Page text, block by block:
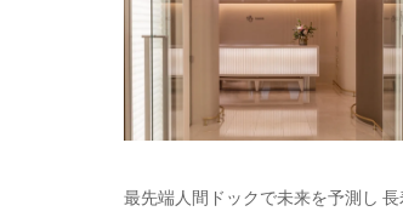
最先端人間ドックで未来を予測し